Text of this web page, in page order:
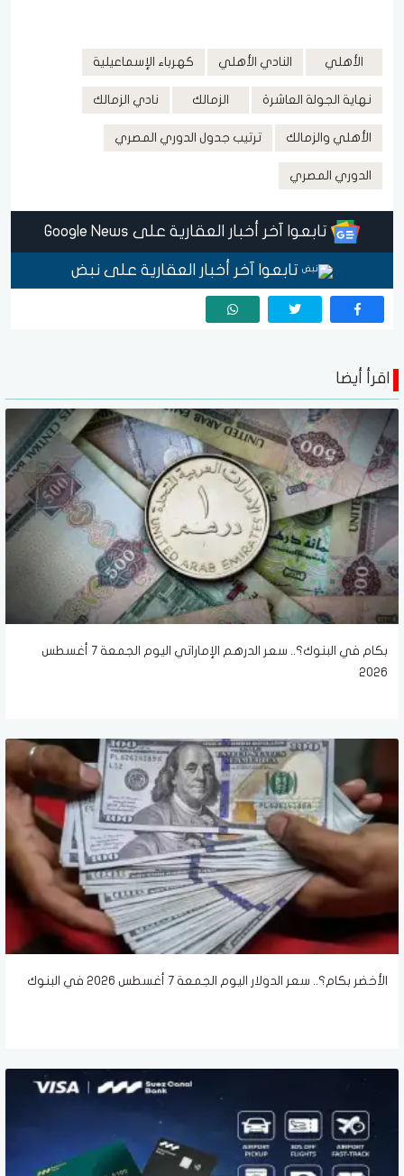
الأهلي النادي الأهلي كهرباء الإسماعيلية
نهاية الجولة العاشرة الزمالك نادي الزمالك
الأهلي والزمالك ترتيب جدول الدوري المصري
الدوري المصري
تابعوا آخر أخبار العقارية على Google News
تابعوا آخر أخبار العقارية على نبض
اقرأ أيضا
بكام في البنوك؟.. سعر الدرهم الإماراتي اليوم الجمعة 7 أغسطس
2026
الأخضر بكام؟.. سعر الدولار اليوم الجمعة 7 أغسطس 2026 في البنوك